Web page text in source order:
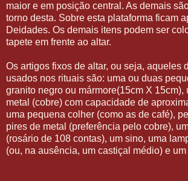
maior e em posição central. As demais
torno desta. Sobre esta plataforma ficam
Deidades. Os demais itens podem ser
tapete em frente ao altar.
Os artigos fixos de altar, ou seja, aqueles
usados nos rituais são: uma ou duas
granito negro ou mármore(15cm X 15cm),
metal (cobre) com capacidade de
uma pequena colher (como as de café),
pires de metal (preferência pelo cobre),
(rosário de 108 contas), um sino, uma
(ou, na ausência, um castiçal médio) e